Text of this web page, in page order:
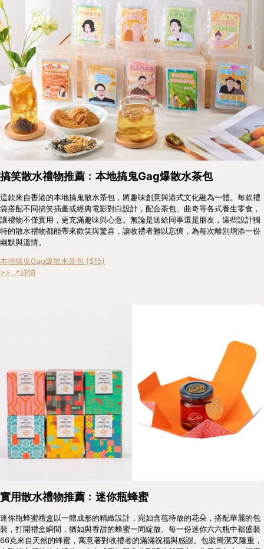
搞笑散水禮物推薦﹕本地搞鬼Gag爆散水茶包
這款來自香港的本地搞鬼散水茶包，將趣味創意與港式文化融為一體。每款禮
袋搭配不同搞笑插畫或經典電影對白設計，配合茶包、曲奇等各式養生零食，
讓禮物不僅實用，更充滿趣味與心意。無論是送給同事還是朋友，這些設計獨
特的散水禮物都能帶來歡笑與驚喜，讓收禮者難以忘懷，為每次離別增添一份
幽默與溫情。
本地搞鬼Gag爆散水茶包 ($15)
>> 📌詳情
實用散水禮物推薦﹕迷你瓶蜂蜜
迷你瓶蜂蜜禮盒以一體成形的精緻設計，宛如含苞待放的花朵，搭配華麗的包
裝，打開禮盒瞬間，猶如與香甜的蜂蜜一同綻放。每一份迷你六六瓶中都盛裝
66克來自天然的蜂蜜，寓意著對收禮者的滿滿祝福與感謝。包裝簡潔又隆重，